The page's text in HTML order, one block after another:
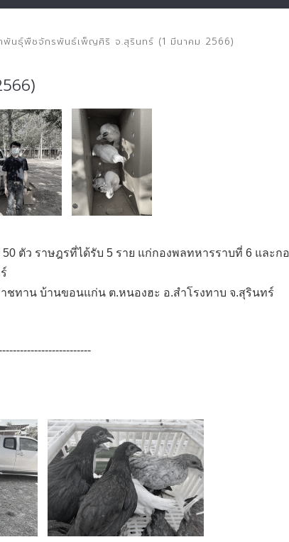
นธุ์พืชจักรพันธ์เพ็ญศิริ จ.สุรินทร์ (1 มีนาคม 2566)
ตัว ราษฎรที่ได้รับ 5 ราย แก่กองพลทหารราบที่ 6 และก
ชทาน บ้านขอนแก่น ต.หนองฮะ อ.สำโรงทาบ จ.สุรินทร์​